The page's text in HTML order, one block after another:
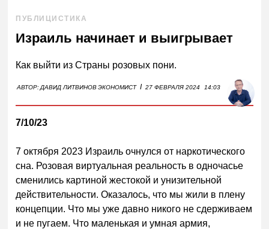
ПУБЛИЦИСТИКА
Израиль начинает и выигрывает
Как выйти из Страны розовых пони.
АВТОР:ДАВИД ЛИТВИНОВЭКОНОМИСТ I 27 ФЕВРАЛЯ 2024 14:03
7/10/23
7 октября 2023 Израиль очнулся от наркотического
сна. Розовая виртуальная реальность в одночасье
сменились картиной жестокой и унизительной
действительности. Оказалось, что мы жили в плену
концепции. Что мы уже давно никого не сдерживаем
и не пугаем. Что маленькая и умная армия,